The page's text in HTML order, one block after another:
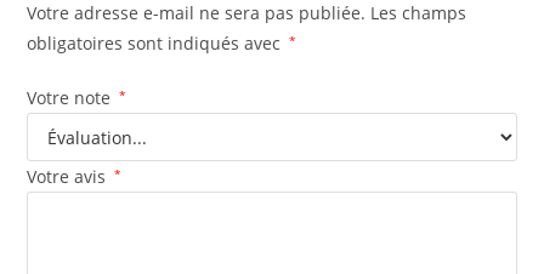
Votre adresse e-mail ne sera pas publiée. Les champs
obligatoires sont indiqués avec
*
Votre note *
Votre avis *